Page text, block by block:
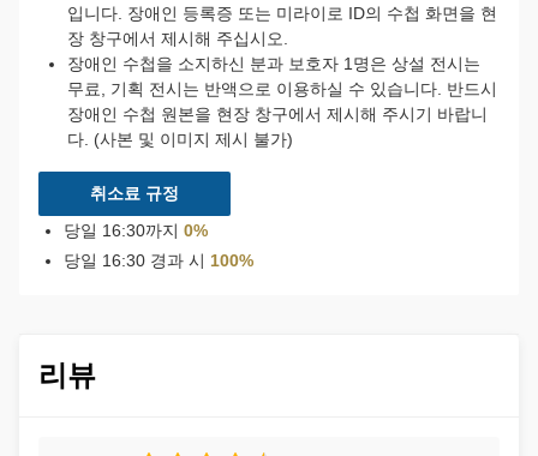
입니다. 장애인 등록증 또는 미라이로 ID의 수첩 화면을 현
장 창구에서 제시해 주십시오.
장애인 수첩을 소지하신 분과 보호자 1명은 상설 전시는
무료, 기획 전시는 반액으로 이용하실 수 있습니다. 반드시
장애인 수첩 원본을 현장 창구에서 제시해 주시기 바랍니
다. (사본 및 이미지 제시 불가)
취소료 규정
당일 16:30까지 0%
당일 16:30 경과 시 100%
리뷰